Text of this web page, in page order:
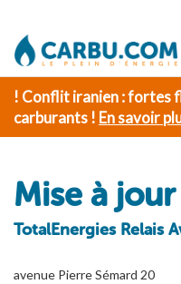
! Conflit iranien : fortes
carburants ! En savoir
Mise à
TotalEnergies Relais
avenue Pierre Sémard 20